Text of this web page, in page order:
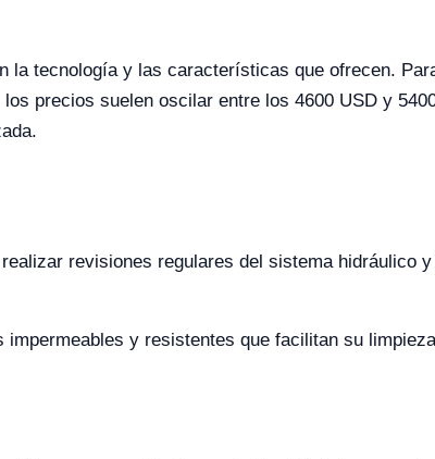
tecnología y las características que ofrecen.
precios suelen oscilar entre los 4600 USD y
revisiones regulares del sistema hidráulico
y resistentes que facilitan su